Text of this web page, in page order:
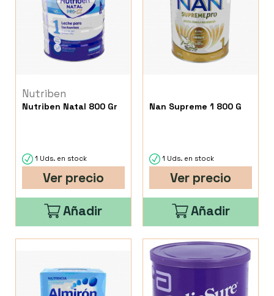
Nutriben
Nutriben Natal 800 Gr
1 Uds. en stock
Ver precio
Añadir
Nan Supreme 1 800 G
1 Uds. en stock
Ver precio
Añadir